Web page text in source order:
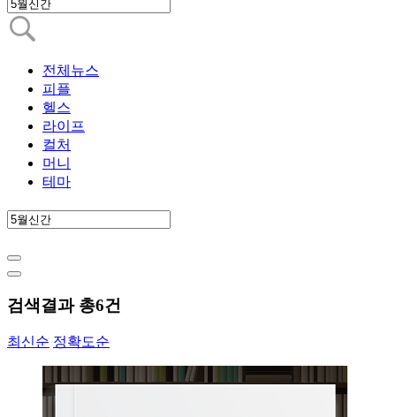
전체뉴스
피플
헬스
라이프
컬처
머니
테마
검색결과 총6건
최신순 정확도순